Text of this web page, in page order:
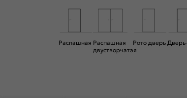
Распашная Распашная
двустворчатая
Рото дверь